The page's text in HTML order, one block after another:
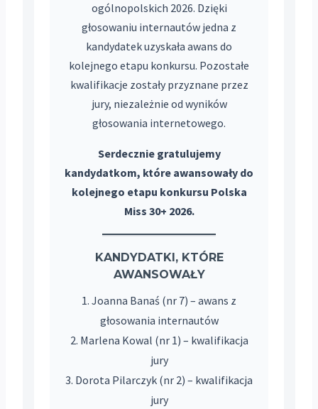
ogólnopolskich 2026. Dzięki
głosowaniu internautów jedna z
kandydatek uzyskała awans do
kolejnego etapu konkursu. Pozostałe
kwalifikacje zostały przyznane przez
jury, niezależnie od wyników
głosowania internetowego.
Serdecznie gratulujemy
kandydatkom, które awansowały do
kolejnego etapu konkursu Polska
Miss 30+ 2026.
KANDYDATKI, KTÓRE
AWANSOWAŁY
1. Joanna Banaś (nr 7) – awans z
głosowania internautów
2. Marlena Kowal (nr 1) – kwalifikacja
jury
3. Dorota Pilarczyk (nr 2) – kwalifikacja
jury